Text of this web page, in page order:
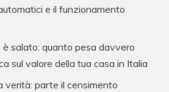
e il funzionamento
è salato: quanto pesa davvero
sul valore della tua casa in Italia
verità: parte il censimento